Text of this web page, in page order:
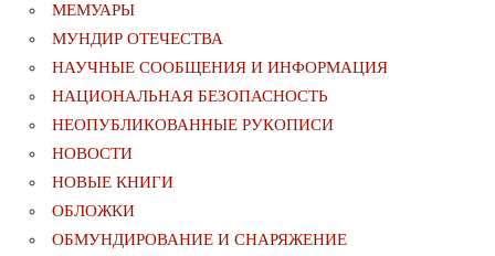
МЕМУАРЫ
МУНДИР ОТЕЧЕСТВА
НАУЧНЫЕ СООБЩЕНИЯ И ИНФОРМАЦИЯ
НАЦИОНАЛЬНАЯ БЕЗОПАСНОСТЬ
НЕОПУБЛИКОВАННЫЕ РУКОПИСИ
НОВОСТИ
НОВЫЕ КНИГИ
ОБЛОЖКИ
ОБМУНДИРОВАНИЕ И СНАРЯЖЕНИЕ